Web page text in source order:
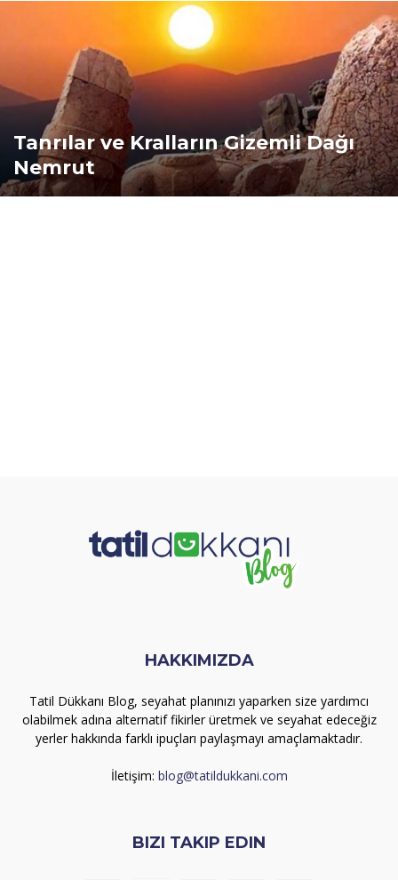
Tanrılar ve Kralların Gizemli Dağı
Nemrut
HAKKIMIZDA
Tatil Dükkanı Blog, seyahat planınızı yaparken size yardımcı
olabilmek adına alternatif fikirler üretmek ve seyahat edeceğiz
yerler hakkında farklı ipuçları paylaşmayı amaçlamaktadır.
İletişim: blog@tatildukkani.com
BIZI TAKIP EDIN